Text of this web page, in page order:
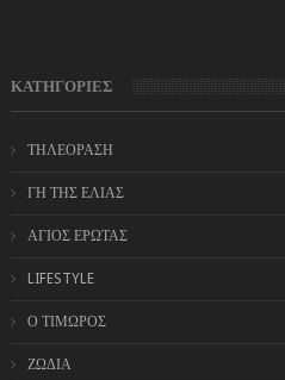
ΚΑΤΗΓΟΡΙΕΣ
ΤΗΛΕΟΡΑΣΗ
ΓΗ ΤΗΣ ΕΛΙΑΣ
ΑΓΙΟΣ ΕΡΩΤΑΣ
LIFESTYLE
Ο ΤΙΜΩΡΟΣ
ΖΩΔΙΑ